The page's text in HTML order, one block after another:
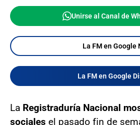
Unirse al Canal de
La FM en Google
La FM en Google
La Registraduría Nacional
sociales el pasado fin de